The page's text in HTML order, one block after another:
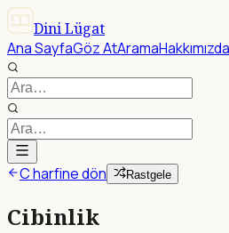
Dini Lügat
Ana SayfaGöz AtAramaHakkımızda
C harfine dön Rastgele
Cibinlik